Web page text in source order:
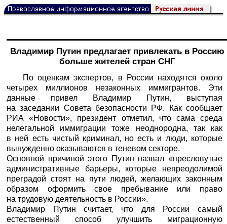
Владимир Путин предлагает привлекать в Россию
больше жителей стран СНГ
По оценкам экспертов, в России находятся около
четырех миллионов незаконных иммигрантов. Эти
данные привел Владимир Путин, выступая
на заседании Совета безопасности РФ. Как сообщает
РИА «Новости», президент отметил, что сама среда
нелегальной иммиграции тоже неоднородна, так как
в ней есть чистый криминал, но есть и люди, которые
вынужденно оказываются в теневом секторе.
Основной причиной этого Путин назвал «пресловутые
административные барьеры, которые непреодолимой
преградой стоят на пути людей, желающих законным
образом оформить свое пребывание или право
на трудовую деятельность в России».
Владимир Путин считает, что для России самый
естественный способ улучшить миграционную